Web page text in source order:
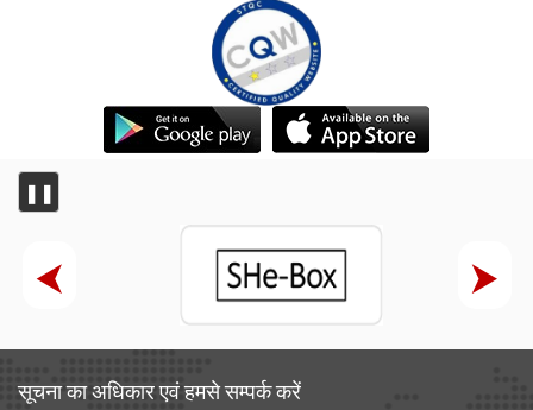
❚❚
सूचना का अधिकार एवं हमसे सम्‍पर्क करें